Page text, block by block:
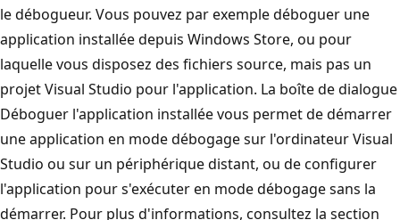
le débogueur. Vous pouvez par exemple déboguer une
application installée depuis Windows Store, ou pour
laquelle vous disposez des fichiers source, mais pas un
projet Visual Studio pour l'application. La boîte de dialogue
Déboguer l'application installée vous permet de démarrer
une application en mode débogage sur l'ordinateur Visual
Studio ou sur un périphérique distant, ou de configurer
l'application pour s'exécuter en mode débogage sans la
démarrer. Pour plus d'informations, consultez la section